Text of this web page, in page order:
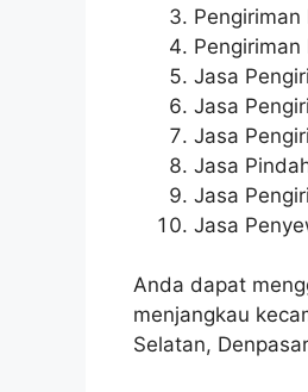
Pengiriman
Pengiriman
Jasa
Jasa
Jasa
Jasa
Jasa
Jasa
Anda dapat
menjangkau
Selatan,